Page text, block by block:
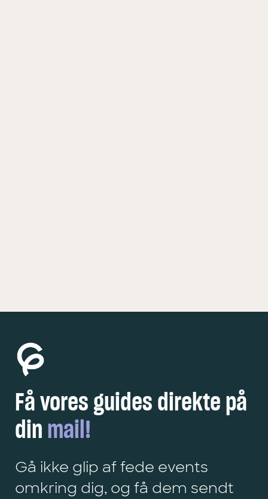
Få vores guides direkte på
din mail!
Gå ikke glip af fede events
omkring dig, og få dem sendt